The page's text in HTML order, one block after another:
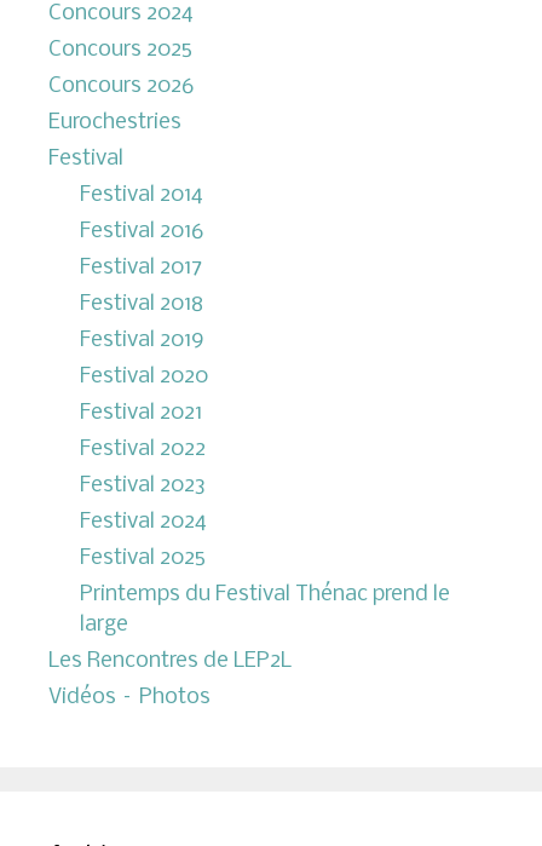
Concours 2024
Concours 2025
Concours 2026
Eurochestries
Festival
Festival 2014
Festival 2016
Festival 2017
Festival 2018
Festival 2019
Festival 2020
Festival 2021
Festival 2022
Festival 2023
Festival 2024
Festival 2025
Printemps du Festival Thénac prend le
large
Les Rencontres de LEP2L
Vidéos – Photos